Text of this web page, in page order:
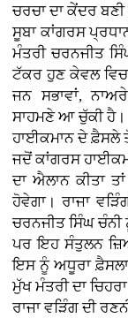
ਚਰਚਾ ਦਾ ਕੇਂਦਰ
ਸੂਬਾ ਕਾਂਗਰਸ
ਮੰਤਰੀ ਚਰਨਜੀਤ
ਟੱਕਰ ਹੁਣ ਕੇਵਲ
ਜਨ ਸਭਾਵਾਂ,
ਸਾਹਮਣੇ ਆ ਚੁੱਕੀ ਹੈ।
ਹਾਈਕਮਾਨ ਦੇ ਫ਼ੈਸਲੇ
ਜਦੋਂ ਕਾਂਗਰਸ
ਦਾ ਐਲਾਨ ਕੀਤਾ
ਹੋਵੇਗਾ। ਰਾਜਾ
ਚਰਨਜੀਤ ਸਿੰਘ
ਪਰ ਇਹ ਸੰਤੁਲਨ
ਇਸ ਨੂੰ ਅਧੂਰਾ
ਮੁੱਖ ਮੰਤਰੀ ਦਾ
ਰਾਜਾ ਵੜਿੰਗ ਦੀ